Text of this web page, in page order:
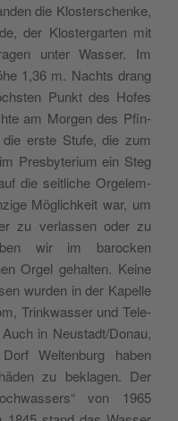
die Kloster­schenke,
der Kloster­garten mit
unter Wass­er. Im
1,36 m. Nachts drang
Punkt des Hofes
am Mor­gen des Pfin­
erste Stufe, die zum
Pres­by­teri­um ein Steg
die seitliche Orgelem­
Möglichkeit war, um
zu ver­lassen oder zu
wir im barock­en
Orgel gehal­ten. Keine
wur­den in der Kapelle
Trinkwass­er und Tele­
in Neustadt/Donau,
Wel­tenburg haben
zu bekla­gen. Der
von 1965